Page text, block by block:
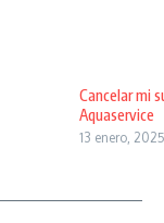
Cancelar mi
Aquaservice
13 enero, 2025